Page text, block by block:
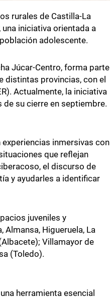
rurales de Castilla-La
una iniciativa orientada a
adolescente.
Júcar-Centro, forma parte
distintas provincias, con el
Actualmente, la iniciativa
su cierre en septiembre.
inmersivas con
que reflejan
el discurso de
y ayudarles a identificar
juveniles y
Almansa, Higueruela, La
Villamayor de
(Toledo).
herramienta esencial